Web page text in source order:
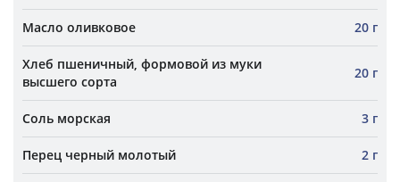
Масло оливковое 20 г
Хлеб пшеничный, формовой из муки
высшего сорта
20 г
Соль морская 3 г
Перец черный молотый 2 г